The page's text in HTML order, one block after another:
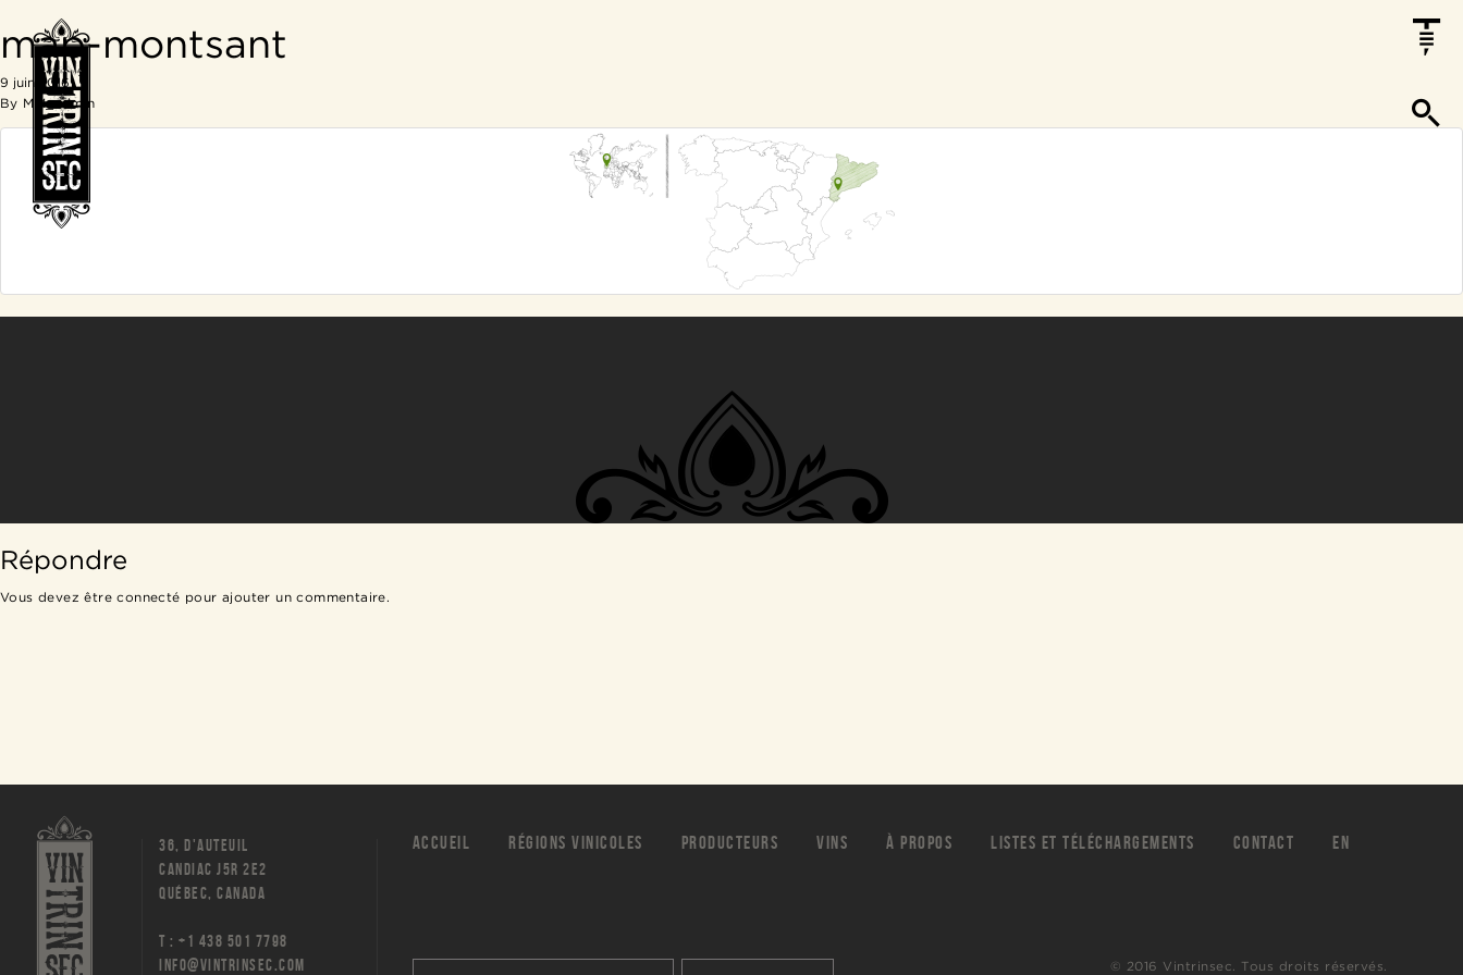
map-montsant
9 juin 2016
By MM_admin
Répondre
Vous devez êtreconnecté pour ajouter un commentaire.
36, D'AUTEUIL
CANDIAC J5R 2E2
QUÉBEC, CANADA
T : +1 438 501 7798
INFO@VINTRINSEC.COM
ACCUEIL RÉGIONS VINICOLES PRODUCTEURS VINS À PROPOS LISTES ET TÉLÉCHARGEMENTS CONTACT EN
© 2016 Vintrinsec. Tous droits réservés.